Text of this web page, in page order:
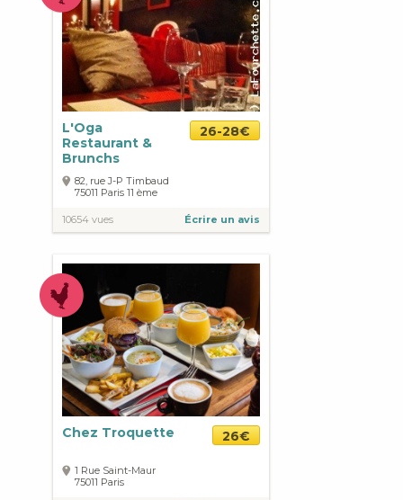
L'Oga
Restaurant &
Brunchs
26-28€
82, rue J-P Timbaud
75011 Paris 11 ème
10654 vues Écrire un avis
Chez Troquette 26€
1 Rue Saint-Maur
75011 Paris